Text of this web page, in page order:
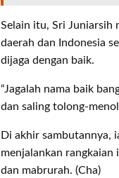
Selain itu, Sri Juniarsih
daerah dan Indonesia
dijaga dengan baik.
“Jagalah nama baik
dan saling tolong-
Di akhir sambutannya,
menjalankan
dan mabrurah. (Cha)